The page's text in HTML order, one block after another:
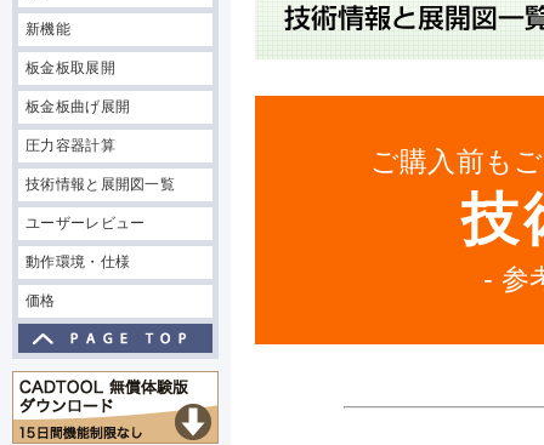
新機能
板金板取展開
板金板曲げ展開
圧力容器計算
技術情報と展開図一覧
ユーザーレビュー
動作環境・仕様
価格
ご購入前も
技
- 参